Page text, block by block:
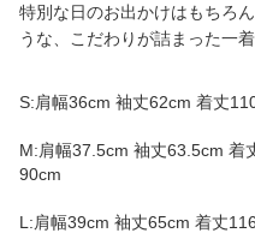
特別な日のお出かけはもちろ
うな、こだわりが詰まった一
S:肩幅36cm 袖丈62cm 着丈
M:肩幅37.5cm 袖丈63.5cm 着
90cm
L:肩幅39cm 袖丈65cm 着丈